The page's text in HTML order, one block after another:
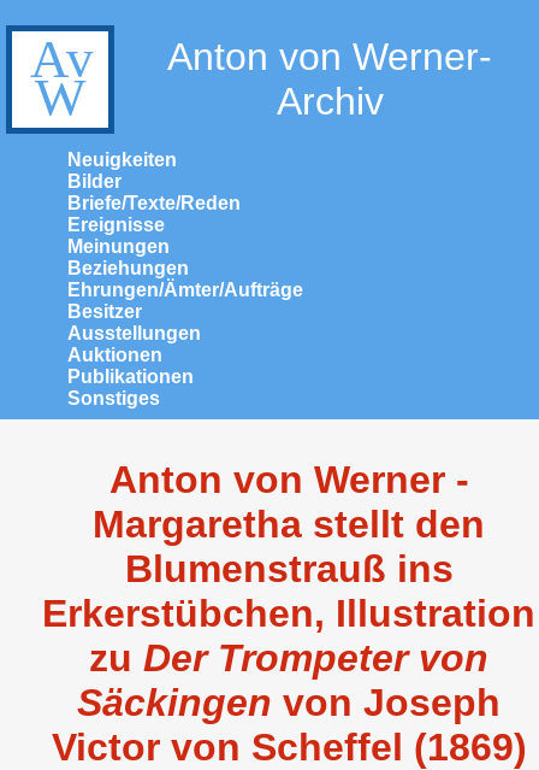
Anton von Werner-
Archiv
Neuigkeiten
Bilder
Briefe/Texte/Reden
Ereignisse
Meinungen
Beziehungen
Ehrungen/Ämter/Aufträge
Besitzer
Ausstellungen
Auktionen
Publikationen
Sonstiges
Anton von Werner -
Margaretha stellt den
Blumenstrauß ins
Erkerstübchen, Illustration
zu Der Trompeter von
Säckingen von Joseph
Victor von Scheffel (1869)